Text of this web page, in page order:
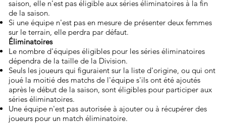
saison, elle n'est pas éligible aux séries éliminatoires à la fin
de la saison.
Si une équipe n'est pas en mesure de présenter deux femmes
sur le terrain, elle perdra par défaut.
​Éliminatoires
Le nombre d'équipes éligibles pour les séries éliminatoires
dépendra de la taille de la Division.
Seuls les joueurs qui figuraient sur la liste d'origine, ou qui ont
joué la moitié des matchs de l'équipe s'ils ont été ajoutés
après le début de la saison, sont éligibles pour participer aux
séries éliminatoires.
Une équipe n'est pas autorisée à ajouter ou à récupérer des
joueurs pour un match éliminatoire.